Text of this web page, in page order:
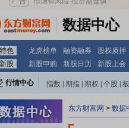
数据中心
特色 龙虎榜单 融资融券 股权质押
新股
新股申购 新股日历 新股上会
行情中心 指数 期指 期权 个股
东方财富网 > 数据